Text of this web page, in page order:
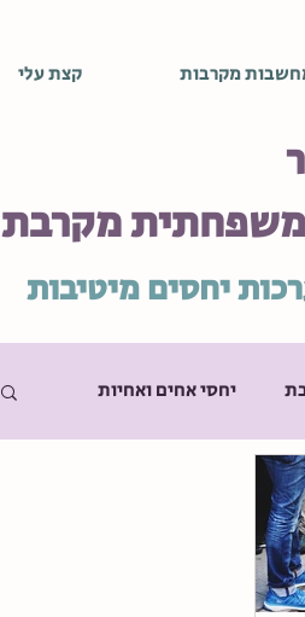
מקרבות קצת עלי
משפחתית מקרבת
יחסים מיטיבות
יחסי אחים ואחיות